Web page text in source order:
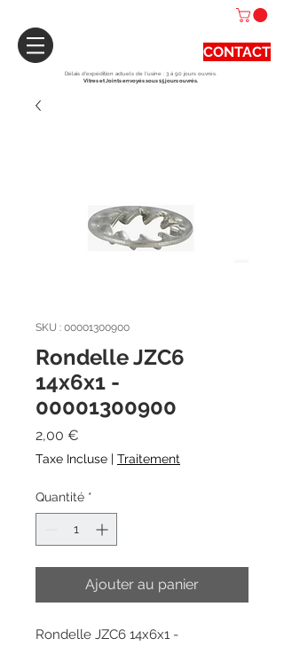
CONTACT
Délais d'expédition actuels de l'usine : 3 à 90 jours ouvrés.
Vitres et Joints envoyés sous 15 jours ouvrés.
SKU : 00001300900
Rondelle JZC6
14x6x1 -
00001300900
2,00 €
Taxe Incluse | Traitement
Quantité *
Ajouter au panier
Rondelle JZC6 14x6x1 -